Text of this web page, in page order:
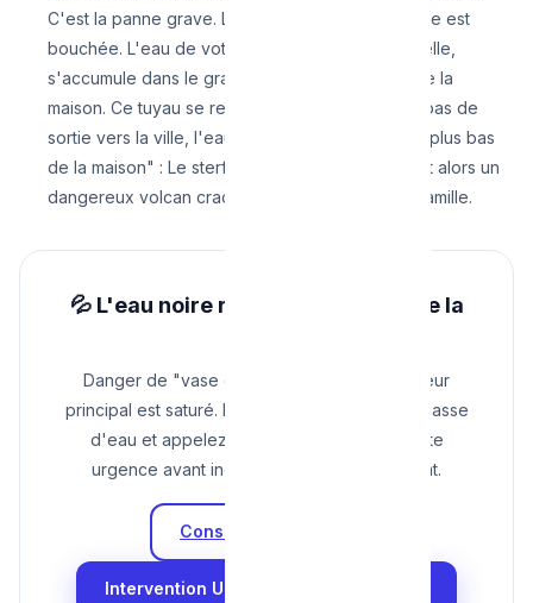
C'est la panne grave. La grille d'égout dans la rue est
bouchée. L'eau de votre douche, du lave-vaisselle,
s'accumule dans le grand tuyau sous le béton de la
maison. Ce tuyau se remplit d'eau sale. N'ayant pas de
sortie vers la ville, l'eau remonte par le "point le plus bas
de la maison" : Le sterfput de votre cave devient alors un
dangereux volcan crachant les WC de toute la famille.
💦 L'eau noire remonte par le sol de la
Danger de "vase communicant" ! Le collecteur
principal est saturé. Ne tirez plus la moindre chasse
d'eau et appelez un camion pompe de toute
urgence avant inondation totale du bâtiment.
Consulter nos Tarifs
Intervention Urgence Inondation Cave